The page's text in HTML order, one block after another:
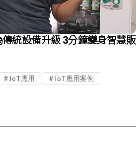
統設備升級 3分鐘變身智慧販
IoT應用
IoT應用案例